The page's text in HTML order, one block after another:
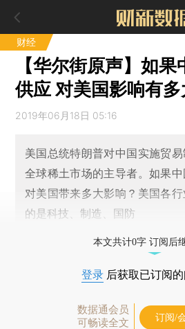
财经
【华尔街原声】如
供应 对美国影响有多
2019年06月18日 05:16
美国总统特朗普对中国实施贸
全球稀土市场的主导者。如果
对美国带来多大影响？美国各
的是科技、制造、国防
本文共计0字 订阅后
登录 后获取已订阅
数据通会员
可畅读全文
订阅/